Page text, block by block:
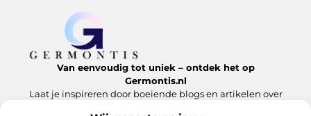
Van eenvoudig tot uniek – ontdek het op
Germontis.nl
Laat je inspireren door boeiende blogs en artikelen over